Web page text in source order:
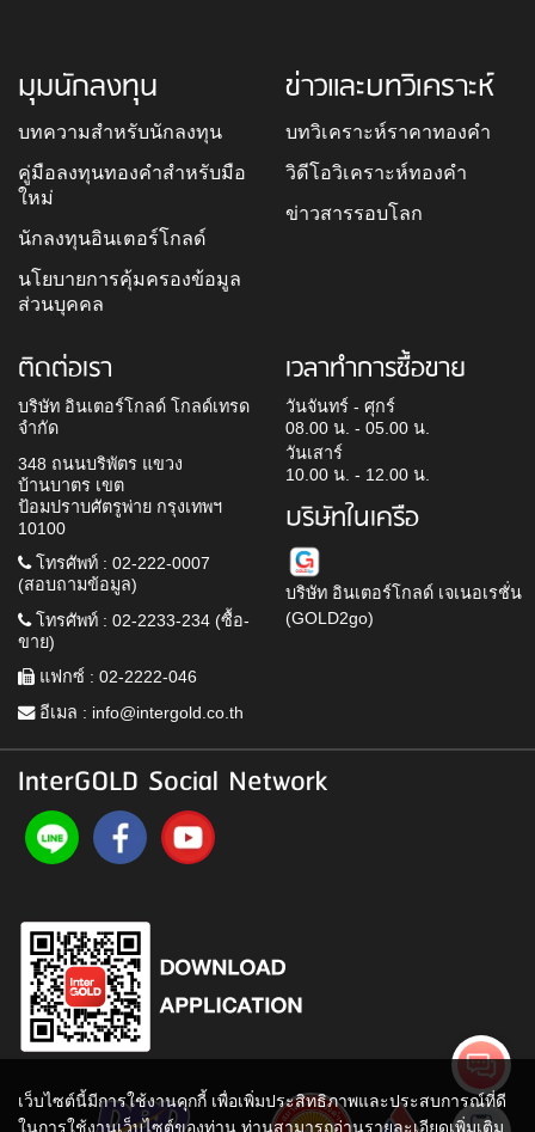
มุมนักลงทุน
บทความสำหรับนักลงทุน
คู่มือลงทุนทองคำสำหรับมือ
ใหม่
นักลงทุนอินเตอร์โกลด์
นโยบายการคุ้มครองข้อมูล
ส่วนบุคคล
ข่าวและบทวิเคราะห์
บทวิเคราะห์ราคาทองคำ
วิดีโอวิเคราะห์ทองคำ
ข่าวสารรอบโลก
ติดต่อเรา
บริษัท อินเตอร์โกลด์ โกลด์เทรด
จำกัด
348 ถนนบริพัตร แขวง
บ้านบาตร เขต
ป้อมปราบศัตรูพ่าย กรุงเทพฯ
10100
โทรศัพท์ : 02-222-0007
(สอบถามข้อมูล)
โทรศัพท์ : 02-2233-234 (ซื้อ-
ขาย)
แฟกซ์ : 02-2222-046
อีเมล : info@intergold.co.th
เวลาทำการซื้อขาย
วันจันทร์ - ศุกร์
08.00 น. - 05.00 น.
วันเสาร์
10.00 น. - 12.00 น.
บริษัทในเครือ
บริษัท อินเตอร์โกลด์ เจเนอเรชั่น
(GOLD2go)
InterGOLD Social Network
เว็บไซต์นี้มีการใช้งานคุกกี้ เพื่อเพิ่มประสิทธิภาพและประสบการณ์ที่ดี
ในการใช้งานเว็บไซต์ของท่าน ท่านสามารถอ่านรายละเอียดเพิ่มเติม